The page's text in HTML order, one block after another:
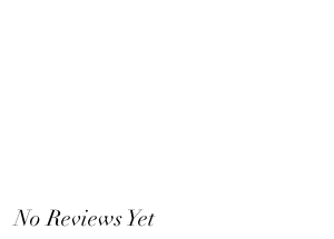
No Reviews Yet